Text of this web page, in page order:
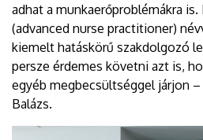
adhat a munkaerőproblémákra
(advanced nurse practitioner)
kiemelt hatáskörű szakdolgozó
persze érdemes követni azt is,
egyéb megbecsültséggel járjon
Balázs.